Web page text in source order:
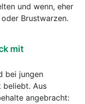
und wenn, eher
Brustwarzen.
mit
bei jungen
beliebt. Aus
angebracht: